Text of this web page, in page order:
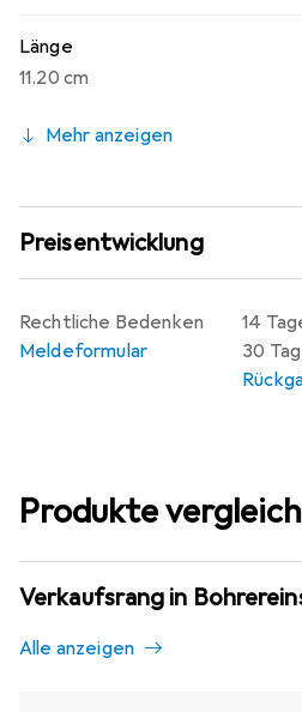
Länge
11.20 cm
Mehr anzeigen
Preisentwicklung
14
30
Rechtliche Bedenken
Meldeformular
Produkte
Verkaufsrang in
Alle anzeigen